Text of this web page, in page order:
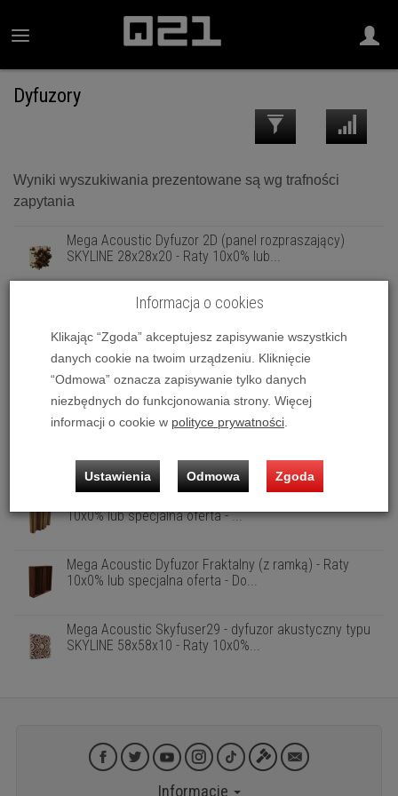
Dyfuzory
Wyniki wyszukiwania prezentowane są wg trafności
zapytania
Mega Acoustic Dyfuzor 2D (panel rozpraszający)
SKYLINE 28x28x20 - Raty 10x0% lub...
Mega Acoustic Dyfuzor Akustyczny 1D 7N CC (pokryty
Mega Acoustic Dyfuzor akustyczny QRD 1D 7N,
60x60x10 - Raty 10x0% lub specjalna ...
Mega Acoustic Dyfuzor akustyczny QRD 2D 7N - Raty
10x0% lub specjalna oferta - ...
Mega Acoustic Dyfuzor Fraktalny (z ramką) - Raty
10x0% lub specjalna oferta - Do...
Mega Acoustic Skyfuser29 - dyfuzor akustyczny typu
SKYLINE 58x58x10 - Raty 10x0%...
Informacje
Informacja o cookies
Klikając “Zgoda” akceptujesz zapisywanie wszystkich
danych cookie na twoim urządzeniu. Kliknięcie
“Odmowa” oznacza zapisywanie tylko danych
niezbędnych do funkcjonowania strony. Więcej
informacji o cookie w polityce prywatności
Ustawienia Odmowa Zgoda